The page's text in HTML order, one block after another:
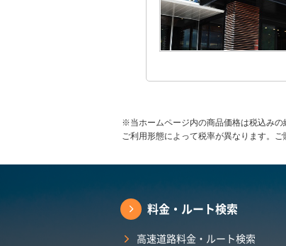
※当ホームページ内の商品価格は税込み
ご利用形態によって税率が異なります。ご
料金・ルート検索
高速道路料金・ルート検索